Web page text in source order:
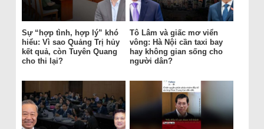
Sự “hợp tình, hợp lý” khó
hiểu: Vì sao Quảng Trị hủy
kết quả, còn Tuyên Quang
cho thi lại?
Tô Lâm và giấc mơ viển
vông: Hà Nội cần taxi bay
hay không gian sống cho
người dân?